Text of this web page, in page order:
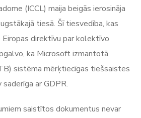
(ICCL) maija beigās ierosināja
tiesā. Šī tiesvedība, kas
Eiropas direktīvu par kolektīvo
ka Microsoft izmantotā
sistēma mērķtiecīgas tiešsaistes
ar GDPR.
saistītos dokumentus nevar